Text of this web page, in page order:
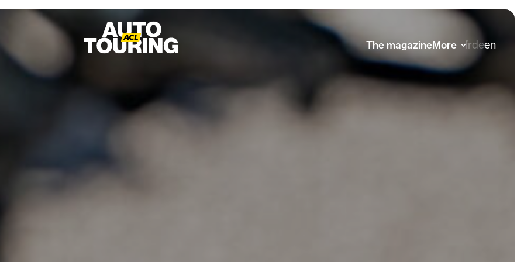
The magazineMore frdeen